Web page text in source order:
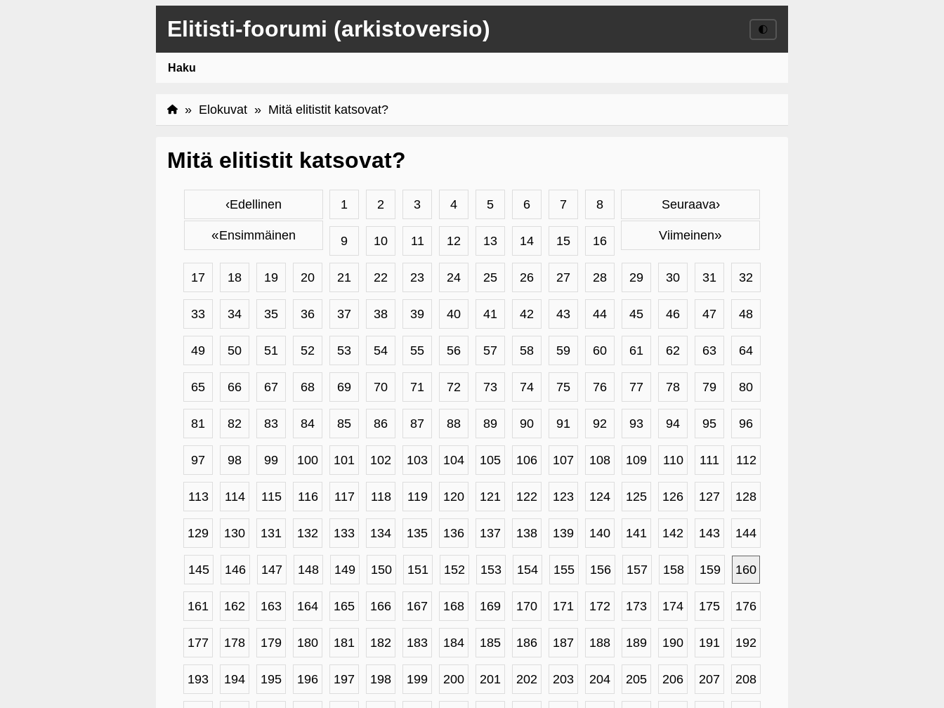
Elitisti-foorumi (arkistoversio) 🌓
Haku
» Elokuvat » Mitä elitistit katsovat?
Mitä elitistit katsovat?
‹Edellinen
«Ensimmäinen
Seuraava›
Viimeinen»
1 2 3 4 5 6 7 8
9 10 11 12 13 14 15 16
17 18 19 20 21 22 23 24 25 26 27 28 29 30 31 32
33 34 35 36 37 38 39 40 41 42 43 44 45 46 47 48
49 50 51 52 53 54 55 56 57 58 59 60 61 62 63 64
65 66 67 68 69 70 71 72 73 74 75 76 77 78 79 80
81 82 83 84 85 86 87 88 89 90 91 92 93 94 95 96
97 98 99 100 101 102 103 104 105 106 107 108 109 110 111 112
113 114 115 116 117 118 119 120 121 122 123 124 125 126 127 128
129 130 131 132 133 134 135 136 137 138 139 140 141 142 143 144
145 146 147 148 149 150 151 152 153 154 155 156 157 158 159 160
161 162 163 164 165 166 167 168 169 170 171 172 173 174 175 176
177 178 179 180 181 182 183 184 185 186 187 188 189 190 191 192
193 194 195 196 197 198 199 200 201 202 203 204 205 206 207 208